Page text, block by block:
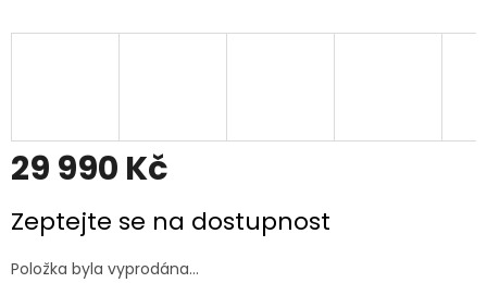
29 990 Kč
cena:
Zeptejte se na dostupnost
Položka byla vyprodána…